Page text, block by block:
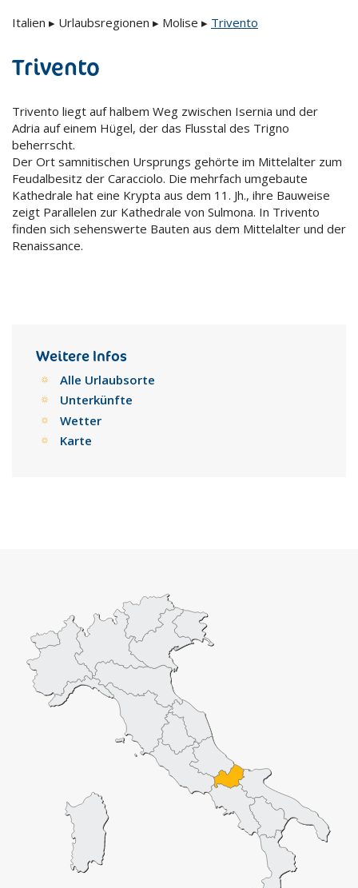
Italien ▸ Urlaubsregionen ▸ Molise ▸ Trivento
Trivento
Trivento liegt auf halbem Weg zwischen Isernia und der
Adria auf einem Hügel, der das Flusstal des Trigno
beherrscht.
Der Ort samnitischen Ursprungs gehörte im Mittelalter zum
Feudalbesitz der Caracciolo. Die mehrfach umgebaute
Kathedrale hat eine Krypta aus dem 11. Jh., ihre Bauweise
zeigt Parallelen zur Kathedrale von Sulmona. In Trivento
finden sich sehenswerte Bauten aus dem Mittelalter und der
Renaissance.
Weitere Infos
Alle Urlaubsorte
Unterkünfte
Wetter
Karte